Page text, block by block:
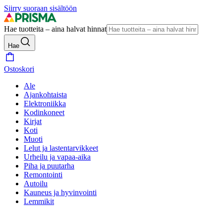
Siirry suoraan sisältöön
Hae tuotteita – aina halvat hinnat
Hae
Ostoskori
Ale
Ajankohtaista
Elektroniikka
Kodinkoneet
Kirjat
Koti
Muoti
Lelut ja lastentarvikkeet
Urheilu ja vapaa-aika
Piha ja puutarha
Remontointi
Autoilu
Kauneus ja hyvinvointi
Lemmikit